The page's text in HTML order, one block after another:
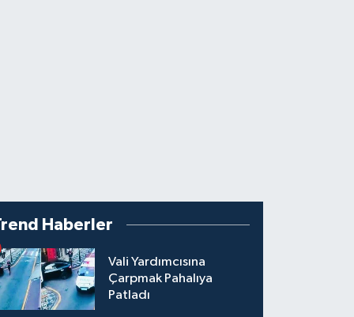
Haberler
Vali Yardımcısına
Çarpmak Pahalıya
Patladı